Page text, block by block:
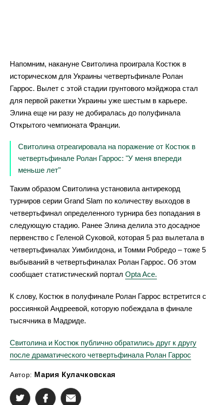
Напомним, накануне Свитолина проиграла Костюк в
историческом для Украины четвертьфинале Ролан
Гаррос. Вылет с этой стадии грунтового мэйджора стал
для первой ракетки Украины уже шестым в карьере.
Элина еще ни разу не добиралась до полуфинала
Открытого чемпионата Франции.
Свитолина отреагировала на поражение от Костюк в
четвертьфинале Ролан Гаррос: "У меня впереди
меньше лет"
Таким образом Свитолина установила антирекорд
турниров серии Grand Slam по количеству выходов в
четвертьфинал определенного турнира без попадания в
следующую стадию. Ранее Элина делила это досадное
первенство с Геленой Суковой, которая 5 раз вылетала в
четвертьфиналах Уимбилдона, и Томми Робредо – тоже 5
выбываний в четвертьфиналах Ролан Гаррос. Об этом
сообщает статистический портал Opta Ace.
К слову, Костюк в полуфинале Ролан Гаррос встретится с
россиянкой Андреевой, которую побеждала в финале
тысячника в Мадриде.
Свитолина и Костюк публично обратились друг к другу
после драматического четвертьфинала Ролан Гаррос
Автор: Мария Кулачковская